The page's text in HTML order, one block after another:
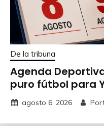
De la tribuna
Agenda
puro fútbol para
agosto 6, 2026